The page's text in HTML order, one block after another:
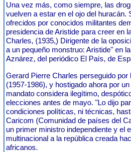
Una vez más, como siempre, las
vuelven a estar en el ojo del huracán.
ofrecidos por conocidos militantes
presidencia de Aristide para creer en
Charles, (1935,) Dirigente de la
a un pequeño monstruo: Aristide" en
Aznárez, del periódico El País, de
Gerard Pierre Charles perseguido
(1957-1986), y hostigado ahora por
mandato considera ilegítimo,
elecciones antes de mayo. "Lo dijo
condiciones políticas, ni técnicas,
Caricom (Comunidad de países del
un primer ministro independiente y el
multinacional a la república creada
africanos.